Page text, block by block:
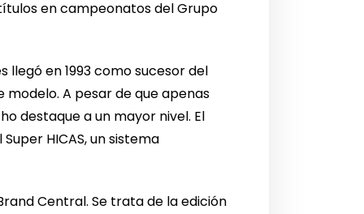
en campeonatos del Grupo
llegó en 1993 como sucesor del
A pesar de que apenas
destaque a un mayor nivel. El
HICAS, un sistema
Central. Se trata de la edición